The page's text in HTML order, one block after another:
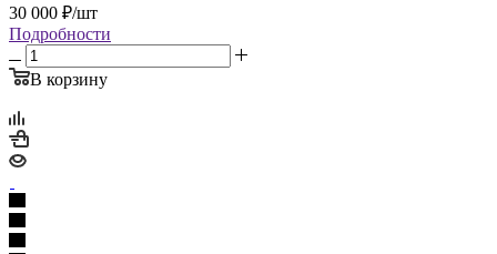
30 000 ₽/шт
Подробности
В корзину